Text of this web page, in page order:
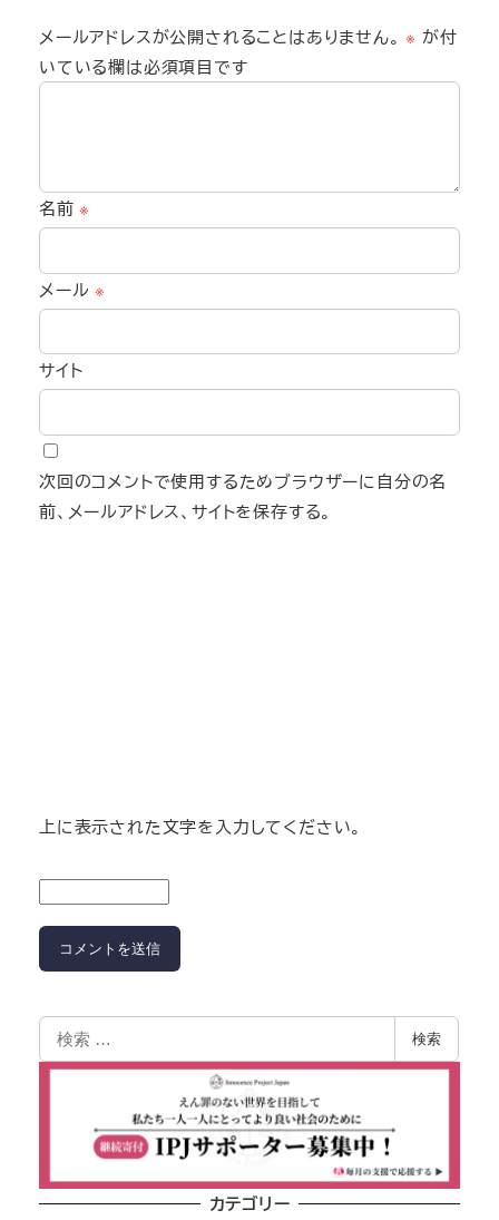
メールアドレスが公開されることはありません。 ※ が付
いている欄は必須項目です
名前※
メール※
サイト
次回のコメントで使用するためブラウザーに自分の名
前、メールアドレス、サイトを保存する。
上に表示された文字を入力してください。
検索
カテゴリー